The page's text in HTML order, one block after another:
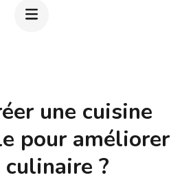
une cuisine
pour améliorer
culinaire ?